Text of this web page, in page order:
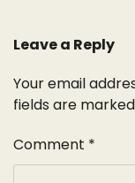
Leave a Reply
Your email
fields are marked
Comment *